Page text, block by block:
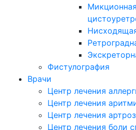
Микционная
Фистулография
Врачи
Центр лечения
Центр лечения
Центр лечения
Центр лечения боли